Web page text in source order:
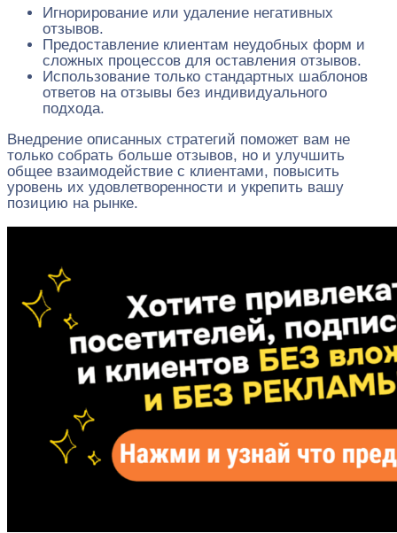
Игнорирование или удаление негативных
отзывов.
Предоставление клиентам неудобных форм и
сложных процессов для оставления отзывов.
Использование только стандартных шаблонов
ответов на отзывы без индивидуального
подхода.
Внедрение описанных стратегий поможет вам не
только собрать больше отзывов, но и улучшить
общее взаимодействие с клиентами, повысить
уровень их удовлетворенности и укрепить вашу
позицию на рынке.